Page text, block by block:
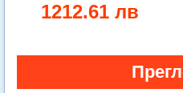
1212.61 лв